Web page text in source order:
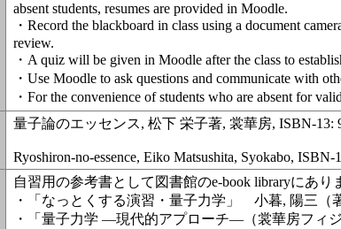
absent students, resumes are provided in Moodle.
・Record the blackboard in class using a document
review.
・A quiz will be given in Moodle after the class to
・Use Moodle to ask questions and communicate with
・For the convenience of students who are absent for
量子論のエッセンス, 松下 栄子著, 裳華房, ISBN-13:
Ryoshiron-no-essence, Eiko Matsushita, Syokabo, ISBN-
自習用の参考書として図書館のe-book libraryにあり
・「なっとくする演習・量子力学」 小暮, 陽三
・「量子力学 ―現代的アプローチ―（裳華房フィ